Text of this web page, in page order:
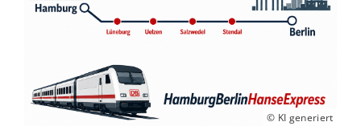
© KI generiert